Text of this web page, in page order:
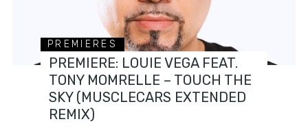
PREMIERES
PREMIERE: LOUIE VEGA FEAT.
TONY MOMRELLE – TOUCH THE
SKY (MUSCLECARS EXTENDED
REMIX)